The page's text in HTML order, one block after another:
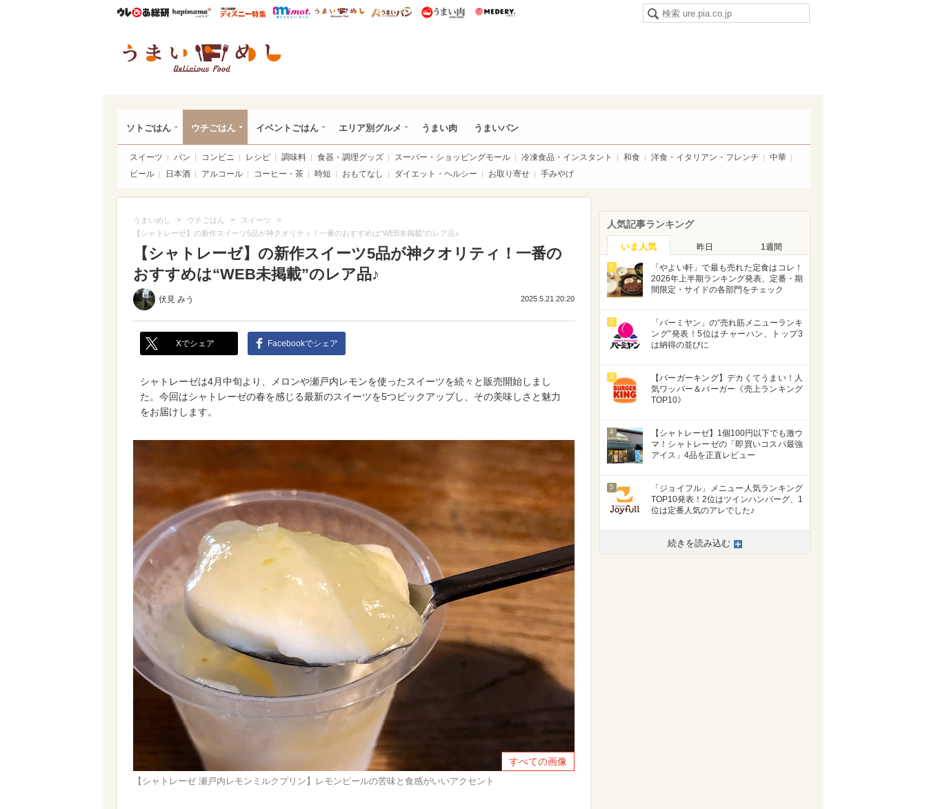
ウレぴあ総研ハピママ* ウレぴあ総研 ディズニー特集
mimot. うまいめし うまいパン うまい肉
ソトごはん ウチごはん イベントごはん エリア別グルメ うまい肉 うまいパン
スイーツ パン コンビニ レシピ 調味料 食器・調理グッズ スーパー・ショッピングモール 冷凍食品・インスタント 和食 洋食・イタリアン・フレンチ
中華
ビール
日本酒 アルコール コーヒー・茶 時短 おもてなし ダイエット・ヘルシー お取り寄せ 手みやげ
うまいめし > ウチごはん > スイーツ >
【シャトレーゼ】の新作スイーツ5品が神クオリティ！一番のおすすめは“WEB未掲載”のレア品♪
【シャトレーゼ】の新作スイーツ5品が神クオリティ！一番の
おすすめは“WEB未掲載”のレア品♪
伏見 みう 2025.5.21 20:20
Xでシェア Facebookでシェア
シャトレーゼは4月中旬より、メロンや瀬戸内レモンを使ったスイーツを続々と販売開始しまし
た。今回はシャトレーゼの春を感じる最新のスイーツを5つピックアップし、その美味しさと魅力
をお届けします。
すべての画像
【シャトレーゼ 瀬戸内レモンミルクプリン】レモンピールの苦味と食感がいいアクセント
人気記事ランキング
いま人気 昨日 1週間
1
「やよい軒」で最も売れた定食はコレ！
2026年上半期ランキング発表、定番・期
間限定・サイドの各部門をチェック
2
「バーミヤン」の“売れ筋メニューランキ
ング”発表！5位はチャーハン、トップ3
は納得の並びに
3
【バーガーキング】デカくてうまい！人
気ワッパー＆バーガー《売上ランキング
TOP10》
4
【シャトレーゼ】1個100円以下でも激ウ
マ！シャトレーゼの「即買いコスパ最強
アイス」4品を正直レビュー
5
「ジョイフル」メニュー人気ランキング
TOP10発表！2位はツインハンバーグ、1
位は定番人気のアレでした♪
続きを読み込む